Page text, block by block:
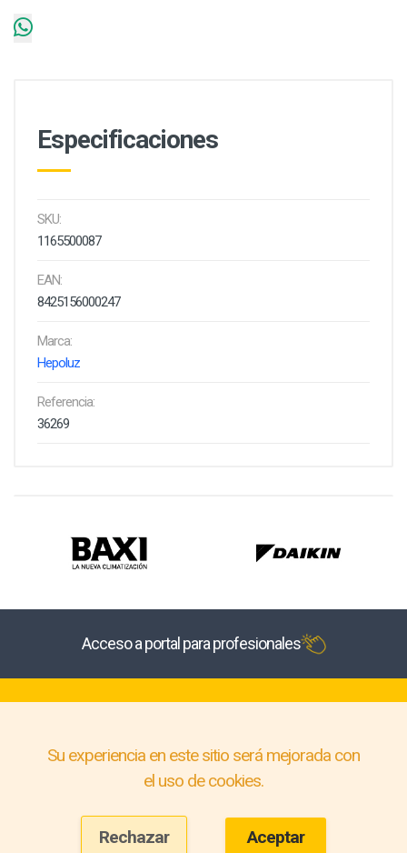
Especificaciones
SKU:
1165500087
EAN:
8425156000247
Marca:
Hepoluz
Referencia:
36269
Acceso a portal para profesionales
Su experiencia en este sitio será mejorada con
el uso de cookies.
Rechazar Aceptar